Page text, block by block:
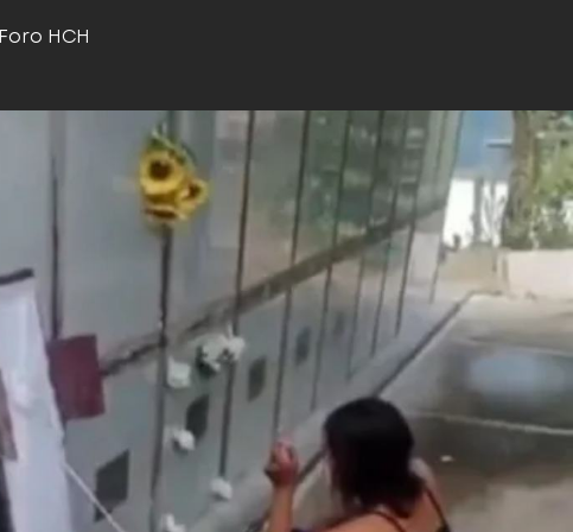
Foro HCH